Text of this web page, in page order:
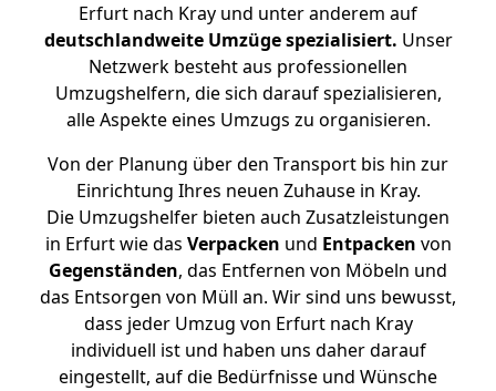
Erfurt nach Kray und unter anderem auf
deutschlandweite Umzüge spezialisiert. Unser
Netzwerk besteht aus professionellen
Umzugshelfern, die sich darauf spezialisieren,
alle Aspekte eines Umzugs zu organisieren.
Von der Planung über den Transport bis hin zur
Einrichtung Ihres neuen Zuhause in Kray.
Die Umzugshelfer bieten auch Zusatzleistungen
in Erfurt wie das Verpacken und Entpacken von
Gegenständen, das Entfernen von Möbeln und
das Entsorgen von Müll an. Wir sind uns bewusst,
dass jeder Umzug von Erfurt nach Kray
individuell ist und haben uns daher darauf
eingestellt, auf die Bedürfnisse und Wünsche